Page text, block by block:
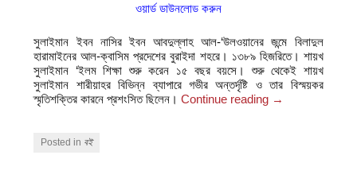
ওয়ার্ড ডাউনলোড করুন
সুলাইমান ইবন নাসির ইবন আবদুল্লাহ আল-‘উলওয়ানের জন্মে বিলাদুল
হারামাইনের আল-ক্বাসিম প্রদেশের বুরাইদা শহরে। ১৩৮৯ হিজরিতে। শায়খ
সুলাইমান ‘ইলম শিক্ষা শুরু করেন ১৫ বছর বয়সে। শুরু থেকেই শায়খ
সুলাইমান শারীয়াহর বিভিন্ন ব্যাপারে গভীর অন্তর্দৃষ্টি ও তার বিস্ময়কর
স্মৃতিশক্তির কারনে প্রশংসিত ছিলেন।Continue reading →
Posted in বই